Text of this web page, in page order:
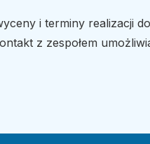
i terminy realizacji
z zespołem